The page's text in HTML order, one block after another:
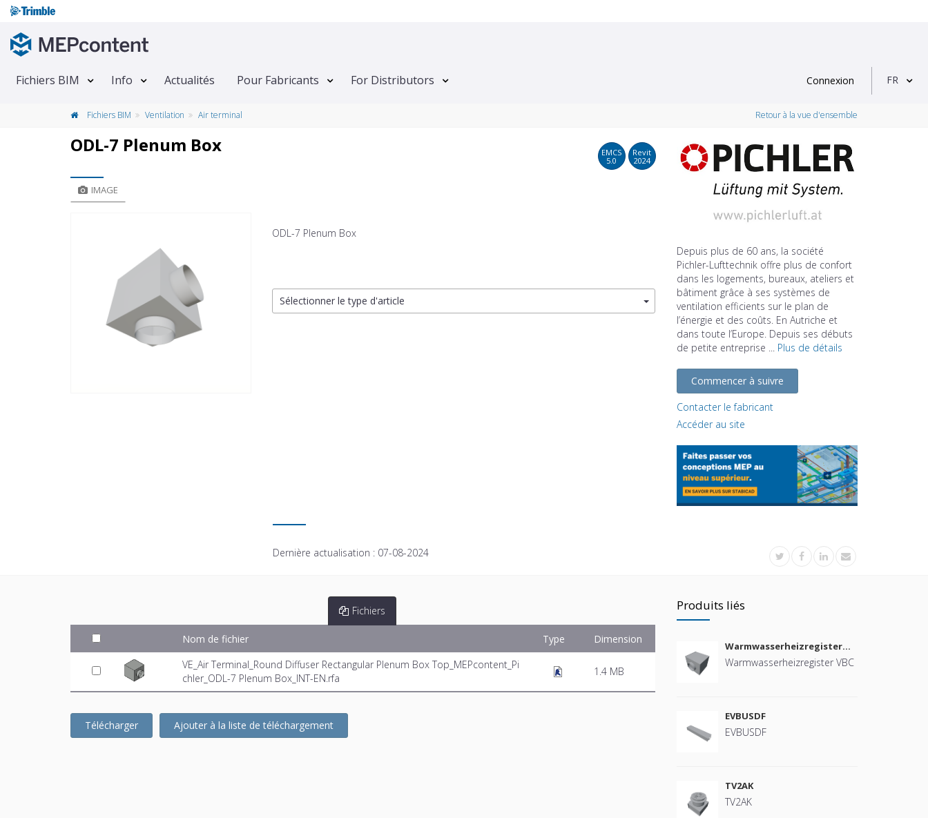
Fichiers BIM Info Actualités Pour Fabricants For Distributors Connexion FR
Fichiers BIM Ventilation Air terminal Retour à la vue d'ensemble
ODL-7 Plenum Box
EMCS
5.0
Revit
2024
IMAGE
ODL-7 Plenum Box
Sélectionner le type d'article
Depuis plus de 60 ans, la société
Pichler-Lufttechnik offre plus de confort
dans les logements, bureaux, ateliers et
bâtiment grâce à ses systèmes de
ventilation efficients sur le plan de
l’énergie et des coûts. En Autriche et
dans toute l’Europe. Depuis ses débuts
de petite entreprise ... Plus de détails
Commencer à suivre
Contacter le fabricant
Accéder au site
Dernière actualisation : 07-08-2024
Fichiers
Nom de fichier Type
Dimension
VE_Air Terminal_Round Diffuser Rectangular Plenum Box Top_MEPcontent_Pi
chler_ODL-7 Plenum Box_INT-EN.rfa
1.4 MB
Télécharger Ajouter à la liste de téléchargement
Produits liés
Warmwasserheizregister
VBC
Warmwasserheizregister VBC
EVBUSDF
EVBUSDF
TV2AK
TV2AK